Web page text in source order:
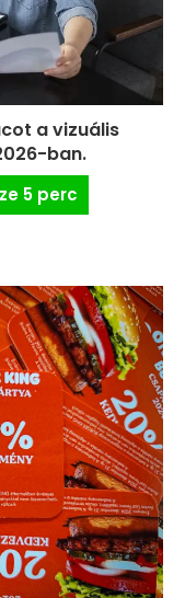
a vizuális
ban.